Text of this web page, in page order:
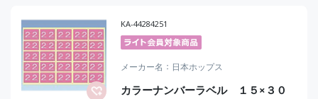
KA-44284251
メーカー名 日本ホップス
カラーナンバーラベル １５×３０